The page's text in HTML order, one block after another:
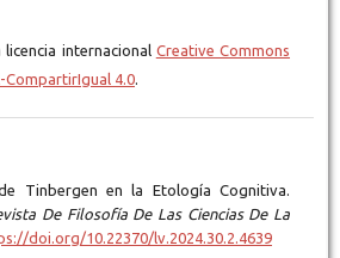
internacional Creative Commons
4.0.
Tinbergen en la Etología Cognitiva.
De Filosofía De Las Ciencias De La
doi.org/10.22370/lv.2024.30.2.4639